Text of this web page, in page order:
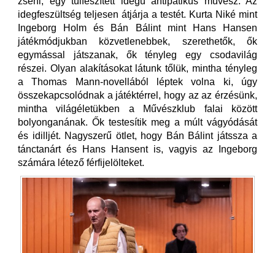
idegfeszültség teljesen átjárja a testét. Kurta Niké mint
Ingeborg Holm és Bán Bálint mint Hans Hansen
játékmódjukban közvetlenebbek, szerethetők, ők
egymással játszanak, ők tényleg egy csodavilág
részei. Olyan alakításokat látunk tőlük, mintha tényleg
a Thomas Mann-novellából léptek volna ki, úgy
összekapcsolódnak a játéktérrel, hogy az az érzésünk,
mintha világéletükben a Művészklub falai között
bolyonganának. Ők testesítik meg a múlt vágyódását
és idilljét. Nagyszerű ötlet, hogy Bán Bálint játssza a
tánctanárt és Hans Hansent is, vagyis az Ingeborg
számára létező férfijelölteket.